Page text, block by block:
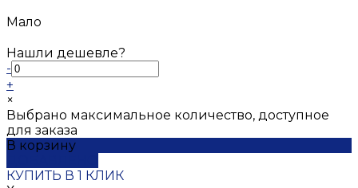
Мало
Нашли дешевле?
-
+
×
Выбрано максимальное количество, доступное
для заказа
В корзину
КУПИТЬ В 1 КЛИК